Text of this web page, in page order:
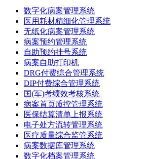
数字化病案管理系统
医用耗材精细化管理系统
无纸化病案管理系统
病案预约管理系统
自助预约挂号系统
病案自助打印机
DRG付费综合管理系统
DIP付费综合管理系统
国(军)考绩效考核系统
病案首页质控管理系统
医保结算清单上报系统
电子处方流转管理系统
医疗质量综合监管系统
病案数据库管理系统
数字化档案管理系统